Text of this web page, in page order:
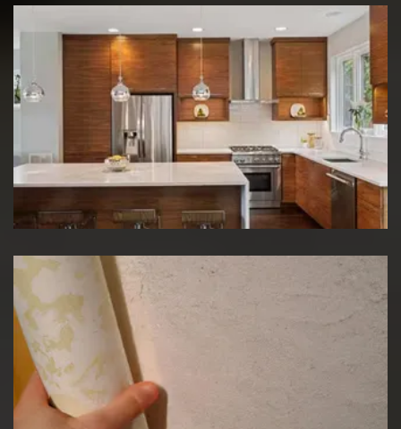
Rénovation de cuisine